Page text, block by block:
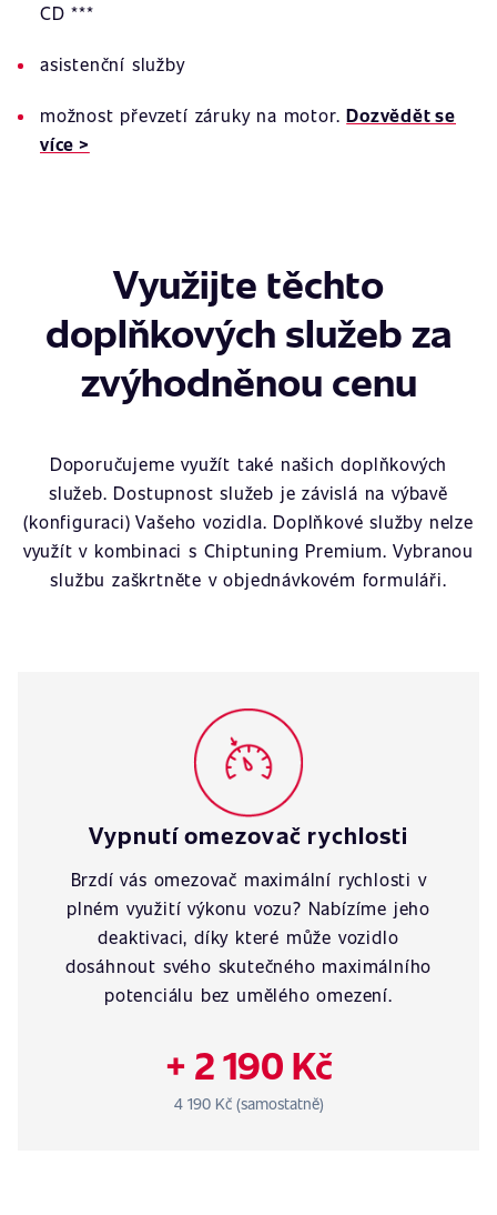
CD ***
asistenční služby
možnost převzetí záruky na motor.Dozvědět se
více >
Využijte těchto
doplňkových služeb za
zvýhodněnou cenu
Doporučujeme využít také našich doplňkových
služeb. Dostupnost služeb je závislá na výbavě
(konfiguraci) Vašeho vozidla. Doplňkové služby nelze
využít v kombinaci s Chiptuning Premium. Vybranou
službu zaškrtněte v objednávkovém formuláři.
Vypnutí omezovač rychlosti
Brzdí vás omezovač maximální rychlosti v
plném využití výkonu vozu? Nabízíme jeho
deaktivaci, díky které může vozidlo
dosáhnout svého skutečného maximálního
potenciálu bez umělého omezení.
+ 2 190 Kč
4 190 Kč (samostatně)